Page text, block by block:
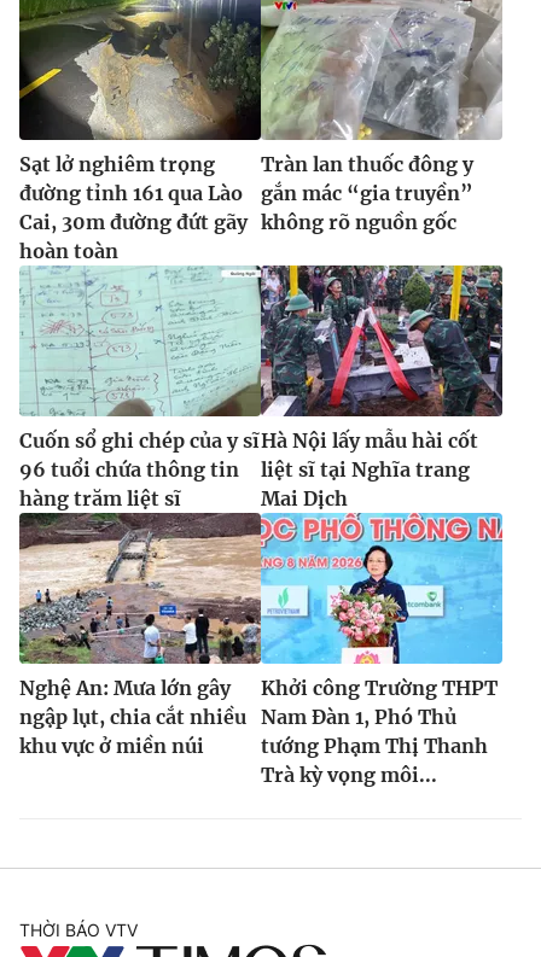
Sạt lở nghiêm trọng
đường tỉnh 161 qua Lào
Cai, 30m đường đứt gãy
hoàn toàn
Tràn lan thuốc đông y
gắn mác “gia truyền”
không rõ nguồn gốc
Cuốn sổ ghi chép của y sĩ
96 tuổi chứa thông tin
hàng trăm liệt sĩ
Hà Nội lấy mẫu hài cốt
liệt sĩ tại Nghĩa trang
Mai Dịch
Nghệ An: Mưa lớn gây
ngập lụt, chia cắt nhiều
khu vực ở miền núi
Khởi công Trường THPT
Nam Đàn 1, Phó Thủ
tướng Phạm Thị Thanh
Trà kỳ vọng môi...
THỜI BÁO VTV